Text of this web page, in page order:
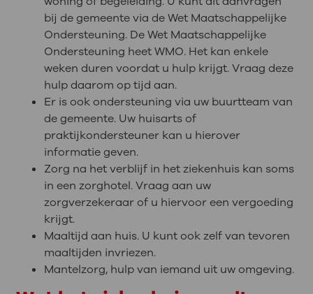
bij de gemeente via de Wet Maatschappelijke
Ondersteuning. De Wet Maatschappelijke
Ondersteuning heet WMO. Het kan enkele
weken duren voordat u hulp krijgt. Vraag deze
hulp daarom op tijd aan.
Er is ook ondersteuning via uw buurtteam van
de gemeente. Uw huisarts of
praktijkondersteuner kan u hierover
informatie geven.
Zorg na het verblijf in het ziekenhuis kan soms
in een zorghotel. Vraag aan uw
zorgverzekeraar of u hiervoor een vergoeding
krijgt.
Maaltijd aan huis. U kunt ook zelf van tevoren
maaltijden invriezen.
Mantelzorg, hulp van iemand uit uw omgeving.